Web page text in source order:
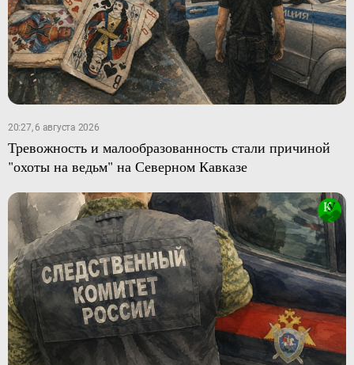
20:27, 6 августа 2026
Тревожность и малообразованность стали причиной
"охоты на ведьм" на Северном Кавказе